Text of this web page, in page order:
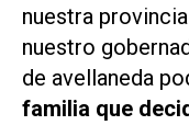
nuestra
nuestro
de avellaneda
familia que